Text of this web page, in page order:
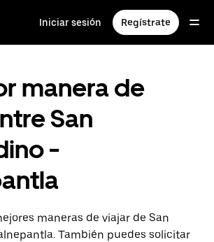
Iniciar sesión Regístrate
manera de
San
-
maneras de viajar de San
También puedes solicitar